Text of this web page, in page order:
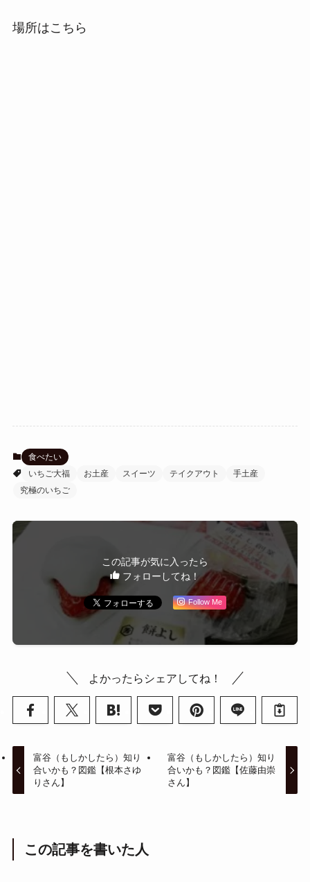
場所はこちら
食べたい
いちご大福
お土産 スイーツ テイクアウト
手土産
究極のいちご
この記事が気に入ったら
フォローしてね！
Follow Me
よかったらシェアしてね！
富谷（もしかしたら）知り
合いかも？図鑑【根本さゆ
りさん】
富谷（もしかしたら）知り
合いかも？図鑑【佐藤由崇
さん】
この記事を書いた人